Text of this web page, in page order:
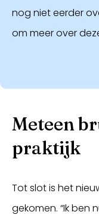
nog niet eerder
om meer over
Meteen
praktijk
Tot slot is het
gekomen. “Ik ben